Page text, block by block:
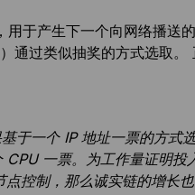
于产生下一个向网络播送
通过类似抽奖的方式选取。
于一个 IP 地址一票的方式
一票。为工作量证明投
控制，那么诚实链的增长